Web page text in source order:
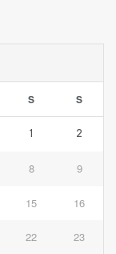
S S
1 2
8 9
15 16
22 23